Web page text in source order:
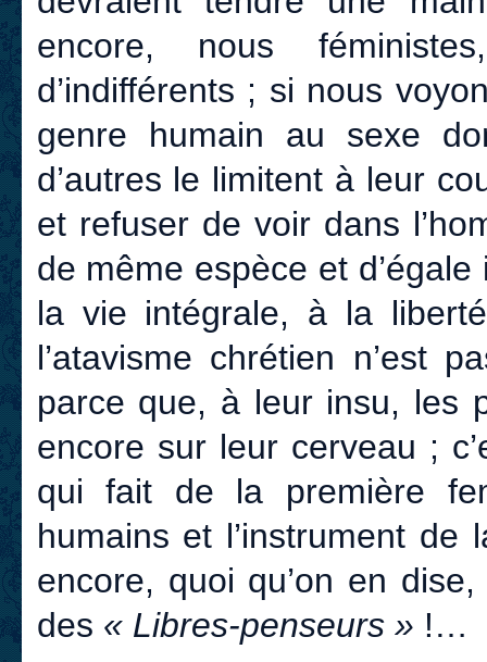
encore, nous
d’indifférents ; si nous
genre humain au sexe
d’autres le limitent à leur
et refuser de voir dans
de même espèce et
la vie intégrale, à la
l’atavisme chrétien n’est
parce que, à leur insu, les
encore sur leur cerveau ;
qui fait de la première
humains et l’instrument de
encore, quoi qu’on en
des « Libres-penseurs » !…